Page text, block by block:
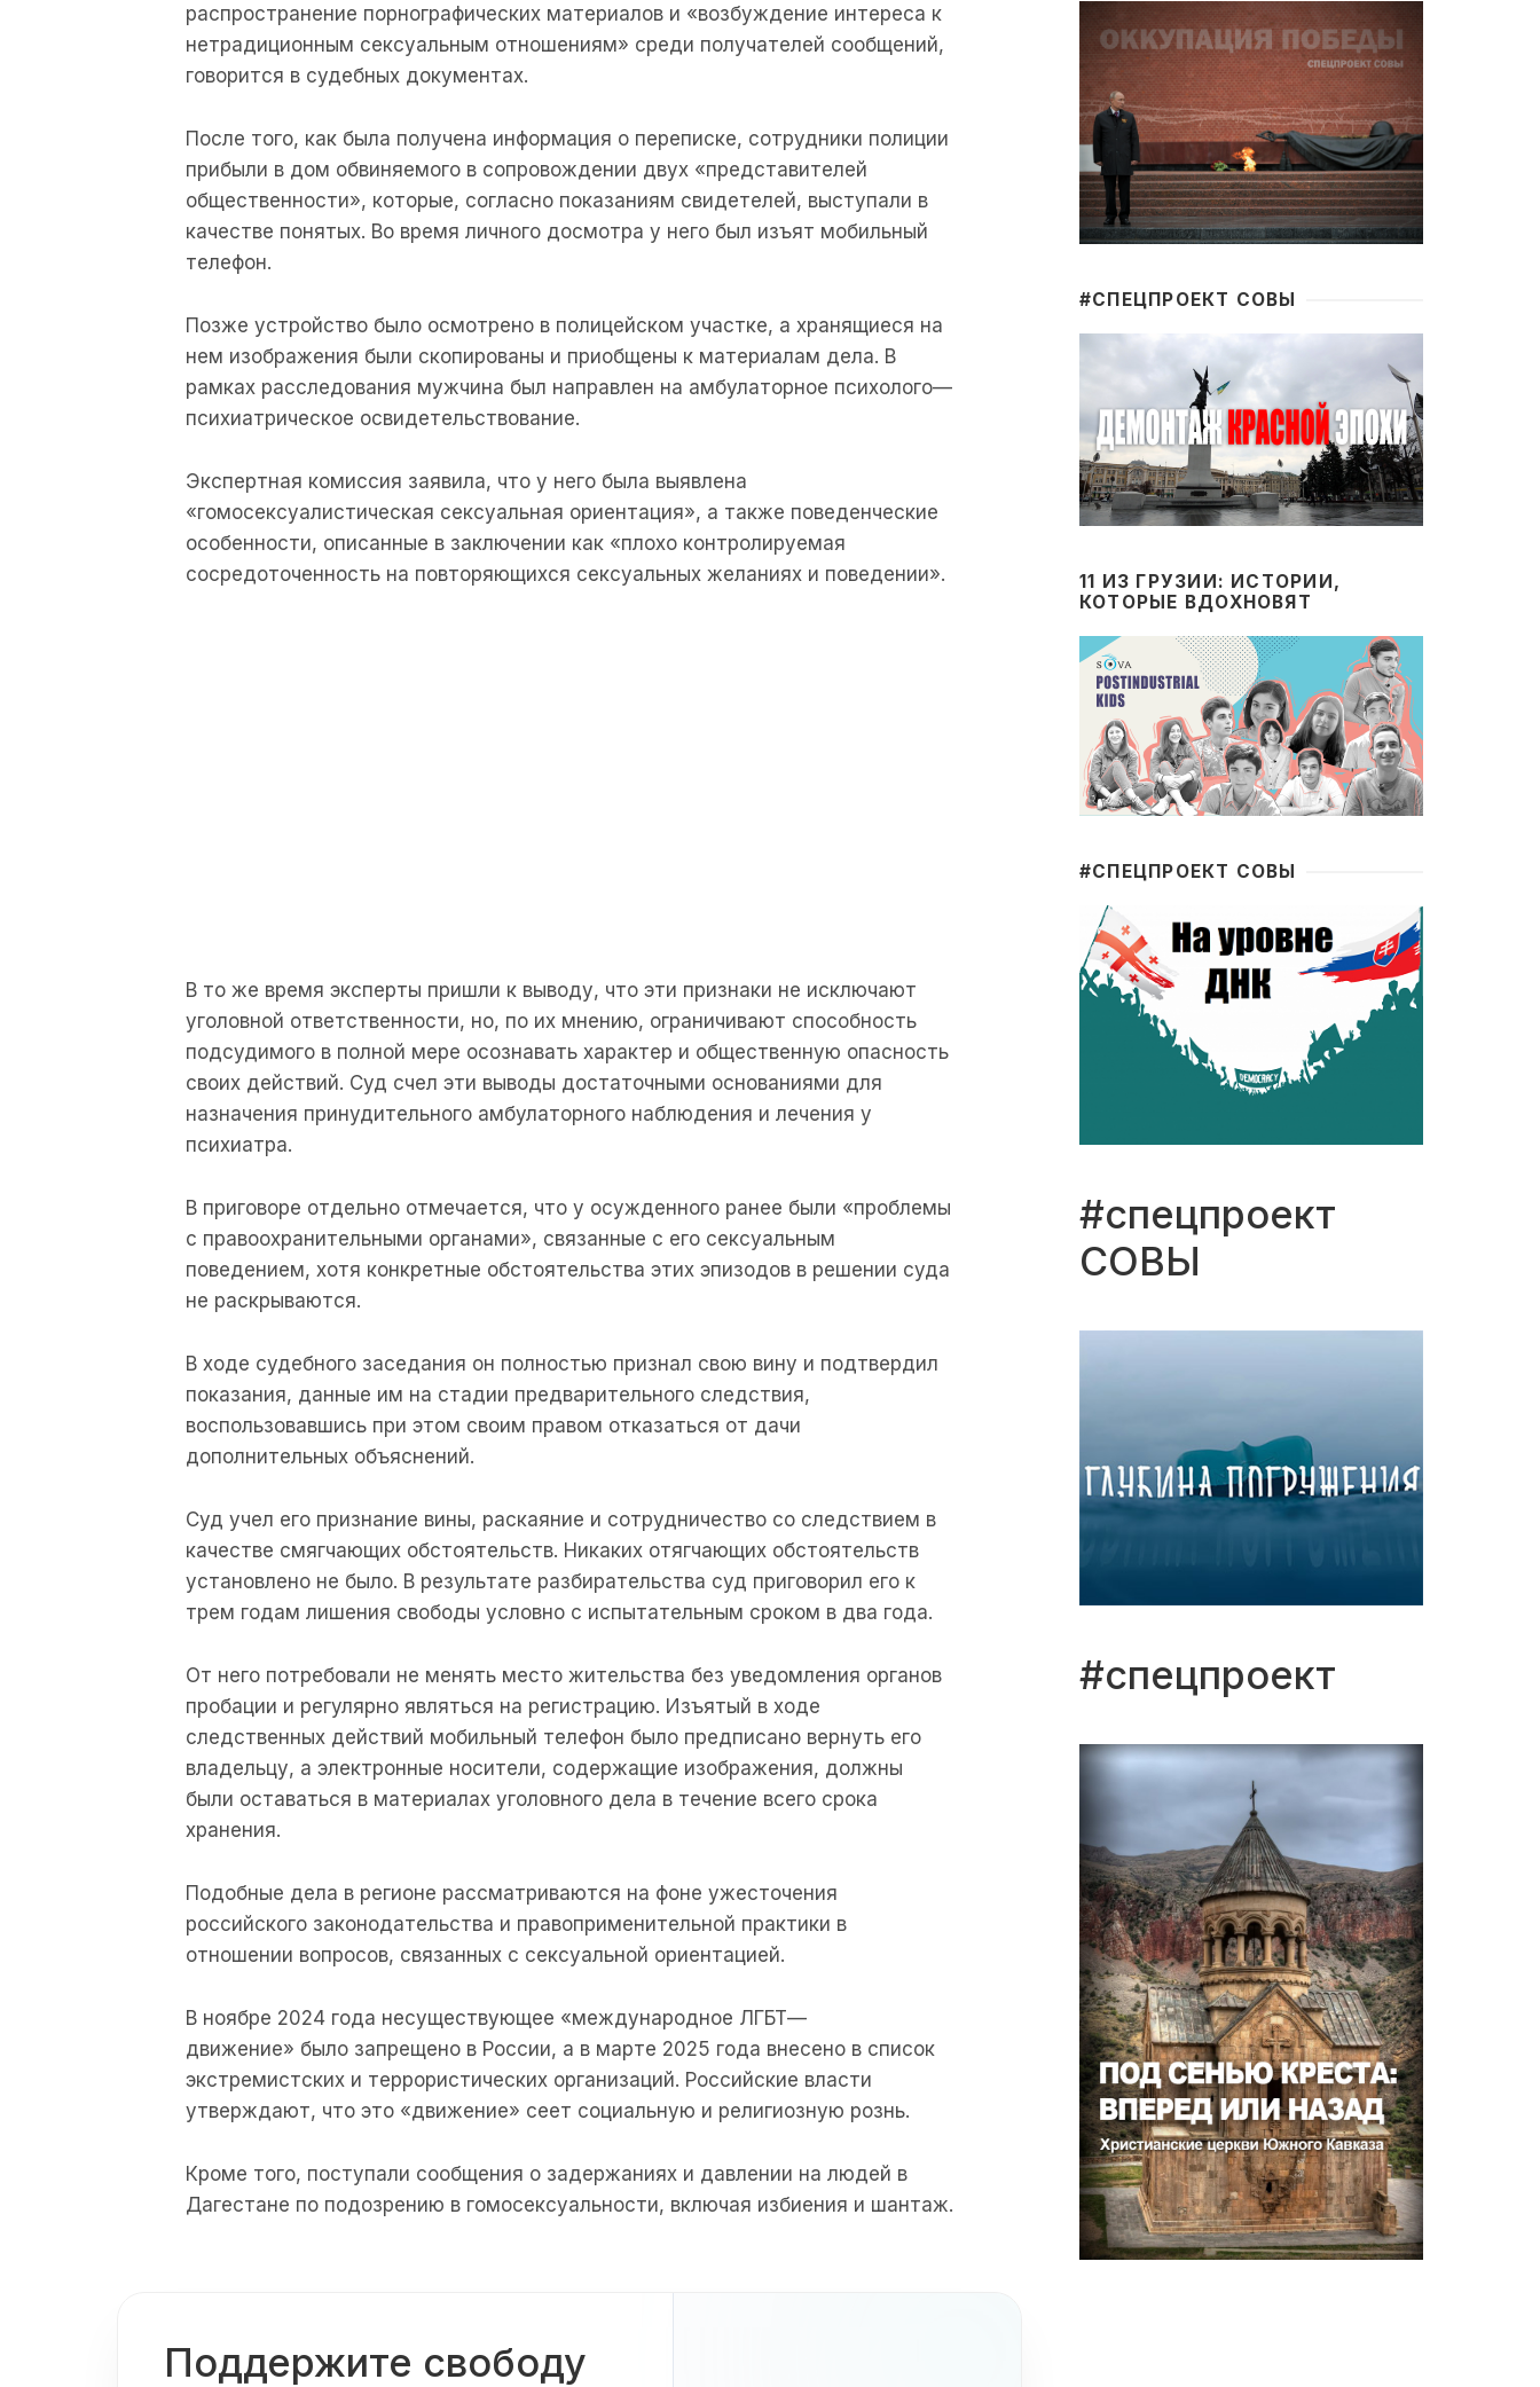
распространение порнографических материалов и «возбуждение интереса к
нетрадиционным сексуальным отношениям» среди получателей сообщений,
говорится в судебных документах.
После того, как была получена информация о переписке, сотрудники полиции
прибыли в дом обвиняемого в сопровождении двух «представителей
общественности», которые, согласно показаниям свидетелей, выступали в
качестве понятых. Во время личного досмотра у него был изъят мобильный
телефон.
Позже устройство было осмотрено в полицейском участке, а хранящиеся на
нем изображения были скопированы и приобщены к материалам дела. В
рамках расследования мужчина был направлен на амбулаторное психолого—
психиатрическое освидетельствование.
Экспертная комиссия заявила, что у него была выявлена
«гомосексуалистическая сексуальная ориентация», а также поведенческие
особенности, описанные в заключении как «плохо контролируемая
сосредоточенность на повторяющихся сексуальных желаниях и поведении».
В то же время эксперты пришли к выводу, что эти признаки не исключают
уголовной ответственности, но, по их мнению, ограничивают способность
подсудимого в полной мере осознавать характер и общественную опасность
своих действий. Суд счел эти выводы достаточными основаниями для
назначения принудительного амбулаторного наблюдения и лечения у
психиатра.
В приговоре отдельно отмечается, что у осужденного ранее были «проблемы
с правоохранительными органами», связанные с его сексуальным
поведением, хотя конкретные обстоятельства этих эпизодов в решении суда
не раскрываются.
В ходе судебного заседания он полностью признал свою вину и подтвердил
показания, данные им на стадии предварительного следствия,
воспользовавшись при этом своим правом отказаться от дачи
дополнительных объяснений.
Суд учел его признание вины, раскаяние и сотрудничество со следствием в
качестве смягчающих обстоятельств. Никаких отягчающих обстоятельств
установлено не было. В результате разбирательства суд приговорил его к
трем годам лишения свободы условно с испытательным сроком в два года.
От него потребовали не менять место жительства без уведомления органов
пробации и регулярно являться на регистрацию. Изъятый в ходе
следственных действий мобильный телефон было предписано вернуть его
владельцу, а электронные носители, содержащие изображения, должны
были оставаться в материалах уголовного дела в течение всего срока
хранения.
Подобные дела в регионе рассматриваются на фоне ужесточения
российского законодательства и правоприменительной практики в
отношении вопросов, связанных с сексуальной ориентацией.
В ноябре 2024 года несуществующее «международное ЛГБТ—
движение» было запрещено в России, а в марте 2025 года внесено в список
экстремистских и террористических организаций. Российские власти
утверждают, что это «движение» сеет социальную и религиозную рознь.
Кроме того, поступали сообщения о задержаниях и давлении на людей в
Дагестане по подозрению в гомосексуальности, включая избиения и шантаж.
Поддержите свободу
#CПЕЦПРОЕКТ СОВЫ
11 ИЗ ГРУЗИИ: ИСТОРИИ,
КОТОРЫЕ ВДОХНОВЯТ
#CПЕЦПРОЕКТ СОВЫ
#спецпроект
СОВЫ
#спецпроект